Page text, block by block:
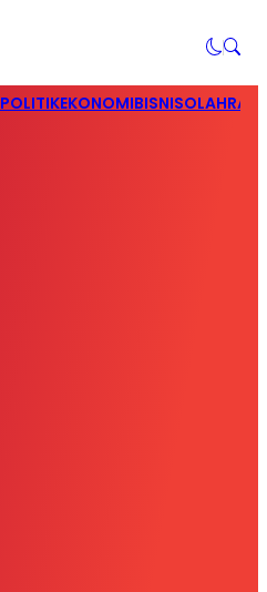
POLITIKEKONOMIBISNIS